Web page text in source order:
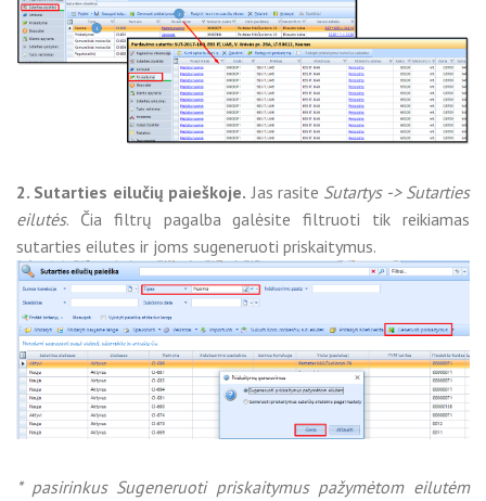
2. Sutarties eilučių paieškoje. Jas rasite Sutartys -> Sutarties
eilutės. Čia filtrų pagalba galėsite filtruoti tik reikiamas
sutarties eilutes ir joms sugeneruoti priskaitymus.
* pasirinkus Sugeneruoti priskaitymus pažymėtom eilutėm